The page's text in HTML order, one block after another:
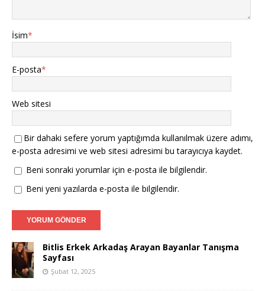
İsim*
E-posta*
Web sitesi
Bir dahaki sefere yorum yaptığımda kullanılmak üzere adımı,
e-posta adresimi ve web sitesi adresimi bu tarayıcıya kaydet.
Beni sonraki yorumlar için e-posta ile bilgilendir.
Beni yeni yazılarda e-posta ile bilgilendir.
Bitlis Erkek Arkadaş Arayan Bayanlar Tanışma
Sayfası
Şubat 12, 2025